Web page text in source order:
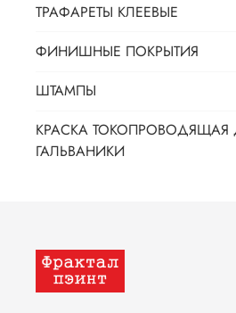
ТРАФАРЕТЫ КЛЕЕВЫЕ
ФИНИШНЫЕ ПОКРЫТИЯ
ШТАМПЫ
КРАСКА ТОКОПРОВОДЯЩАЯ
ГАЛЬВАНИКИ